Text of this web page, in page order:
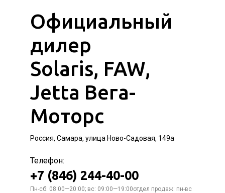
Официальный
дилер
Solaris, FAW,
Jetta Вега-
Моторс
Россия, Самара, улица Ново-Садовая, 149а
Телефон:
+7 (846) 244-40-00
Пн-сб: 08:00—20:00; вс: 09:00—19:00отдел продаж: пн-вс